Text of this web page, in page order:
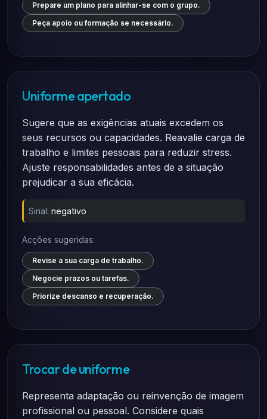
Prepare um plano para alinhar-se com o grupo.
Peça apoio ou formação se necessário.
Uniforme apertado
Sugere que as exigências atuais excedem os
seus recursos ou capacidades. Reavalie carga de
trabalho e limites pessoais para reduzir stress.
Ajuste responsabilidades antes de a situação
prejudicar a sua eficácia.
Sinal: negativo
Acções sugeridas:
Revise a sua carga de trabalho.
Negocie prazos ou tarefas.
Priorize descanso e recuperação.
Trocar de uniforme
Representa adaptação ou reinvenção de imagem
profissional ou pessoal. Considere quais